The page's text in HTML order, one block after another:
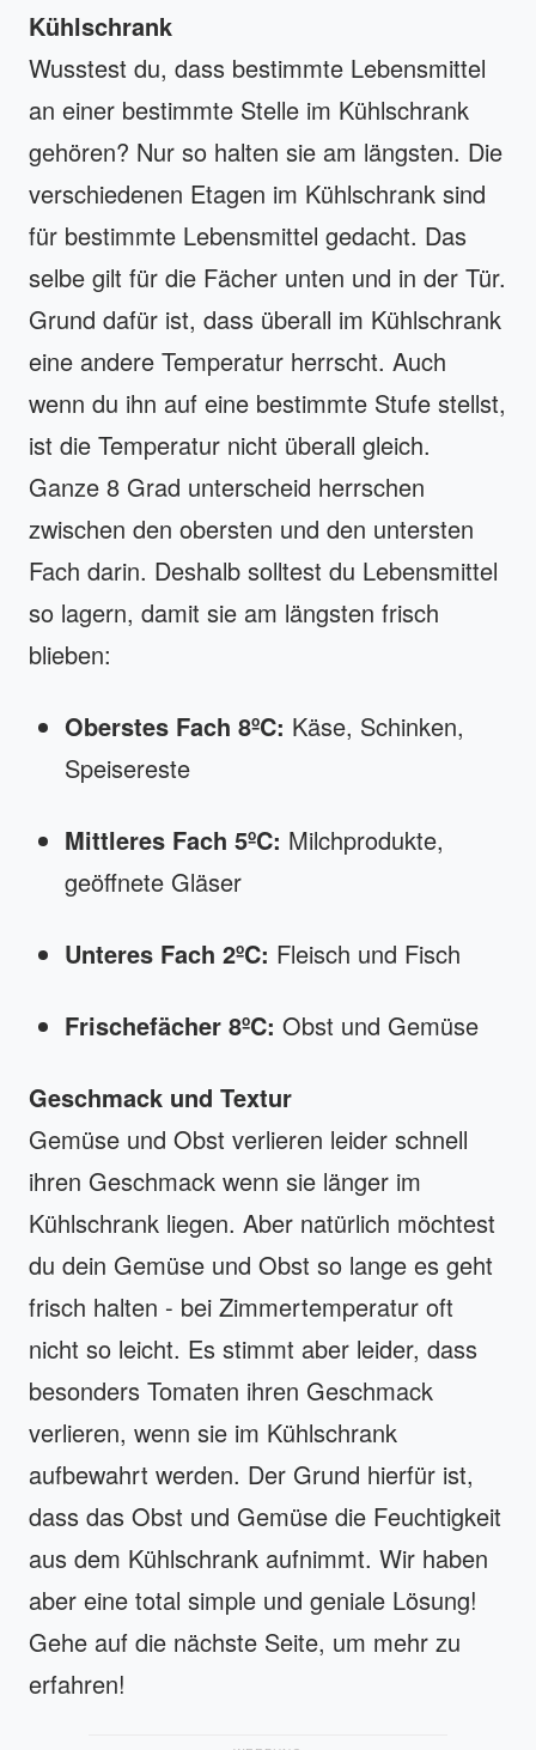
Kühlschrank
Wusstest du, dass bestimmte Lebensmittel
an einer bestimmte Stelle im Kühlschrank
gehören? Nur so halten sie am längsten. Die
verschiedenen Etagen im Kühlschrank sind
für bestimmte Lebensmittel gedacht. Das
selbe gilt für die Fächer unten und in der Tür.
Grund dafür ist, dass überall im Kühlschrank
eine andere Temperatur herrscht. Auch
wenn du ihn auf eine bestimmte Stufe stellst,
ist die Temperatur nicht überall gleich.
Ganze 8 Grad unterscheid herrschen
zwischen den obersten und den untersten
Fach darin. Deshalb solltest du Lebensmittel
so lagern, damit sie am längsten frisch
blieben:
Oberstes Fach 8ºC: Käse, Schinken,
Speisereste
Mittleres Fach 5ºC: Milchprodukte,
geöffnete Gläser
Unteres Fach 2ºC: Fleisch und Fisch
Frischefächer 8ºC: Obst und Gemüse
Geschmack und Textur
Gemüse und Obst verlieren leider schnell
ihren Geschmack wenn sie länger im
Kühlschrank liegen. Aber natürlich möchtest
du dein Gemüse und Obst so lange es geht
frisch halten - bei Zimmertemperatur oft
nicht so leicht. Es stimmt aber leider, dass
besonders Tomaten ihren Geschmack
verlieren, wenn sie im Kühlschrank
aufbewahrt werden. Der Grund hierfür ist,
dass das Obst und Gemüse die Feuchtigkeit
aus dem Kühlschrank aufnimmt. Wir haben
aber eine total simple und geniale Lösung!
Gehe auf die nächste Seite, um mehr zu
erfahren!